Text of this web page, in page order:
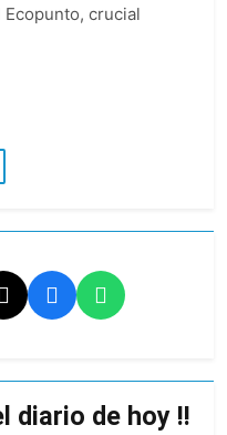
crucial
diario de hoy !!